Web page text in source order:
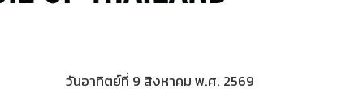
วันอาทิตย์ที่ 9 สิงหาคม พ.ศ. 2569